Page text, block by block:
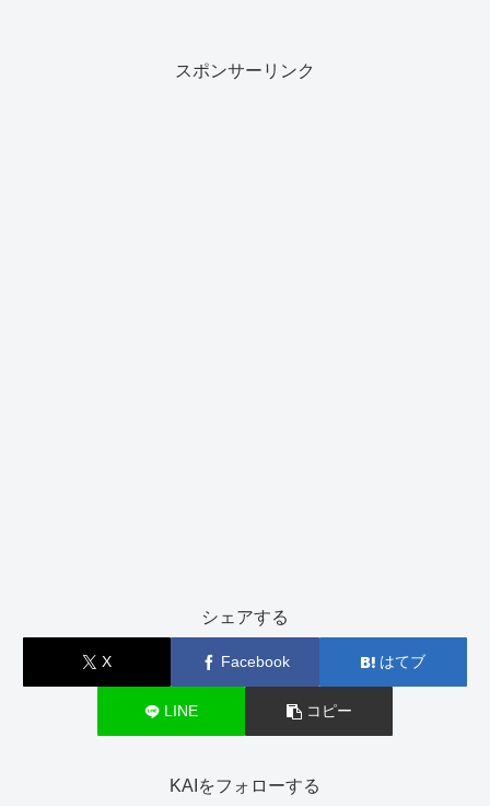
スポンサーリンク
シェアする
X Facebook はてブ
LINE コピー
KAIをフォローする